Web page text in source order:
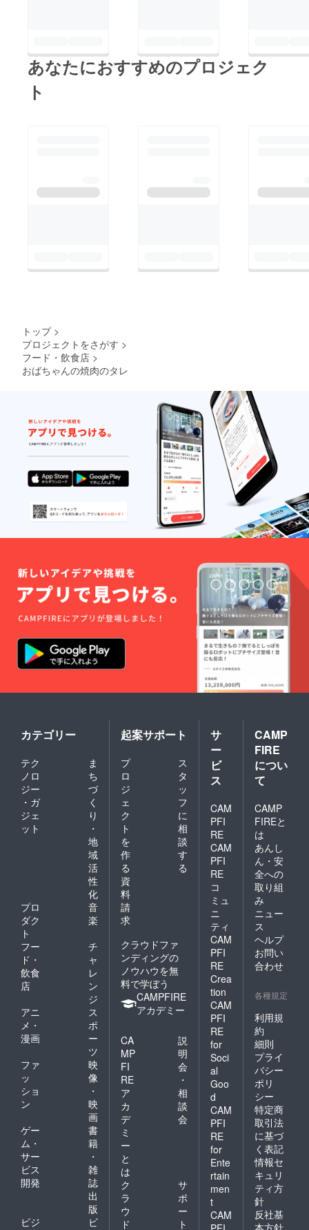
あなたにおすすめのプロジェク
ト
トップ >
プロジェクトをさがす >
フード・飲食店 >
おばちゃんの焼肉のタレ
カテゴリー
テク
ノロ
ジー
・ガ
ジェ
ット
ま
ち
づ
く
り
・
地
域
活
性
化
プロ
ダク
ト
音
楽
フー
ド・
飲食
店
チ
ャ
レ
ン
ジ
アニ
メ・
漫画
ス
ポ
ー
ツ
ファ
ッ
ショ
ン
映
像
・
映
画
ゲー
ム・
サー
ビス
開発
書
籍
・
雑
誌
出
版
ビジ
ビ
起案サポート
プ
ロ
ジ
ェ
ク
ト
を
作
る
ス
タ
ッ
フ
に
相
談
す
る
資
料
請
求
クラウドファ
ンディングの
ノウハウを無
料で学ぼう
CAMPFIRE
アカデミー
CA
MP
FI
RE
ア
カ
デ
ミ
ー
と
は
説
明
会
・
相
談
会
ク
ラ
ウ
ド
サ
ポ
ー
ト
サ
ー
ビ
ス
CAM
PFI
RE
CAM
PFI
RE
コ
ミュ
ニ
ティ
CAM
PFI
RE
Crea
tion
CAM
PFI
RE
for
Soci
al
Goo
d
CAM
PFI
RE
for
Ente
rtain
men
t
CAM
CAMP
FIRE
につい
て
CAMP
FIREと
は
あんし
ん・安
全への
取り組
み
ニュー
ス
ヘルプ
お問い
合わせ
各種規定
利用規
約
細則
プライ
バシー
ポリ
シー
特定商
取引法
に基づ
く表記
情報セ
キュリ
ティ方
針
反社基
本方針